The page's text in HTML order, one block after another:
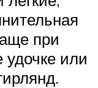
при
или